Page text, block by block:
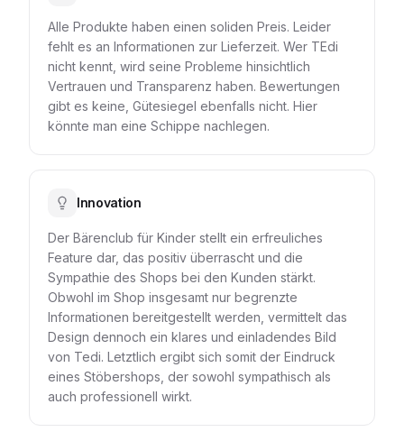
Alle Produkte haben einen soliden Preis. Leider
fehlt es an Informationen zur Lieferzeit. Wer TEdi
nicht kennt, wird seine Probleme hinsichtlich
Vertrauen und Transparenz haben. Bewertungen
gibt es keine, Gütesiegel ebenfalls nicht. Hier
könnte man eine Schippe nachlegen.
Innovation
Der Bärenclub für Kinder stellt ein erfreuliches
Feature dar, das positiv überrascht und die
Sympathie des Shops bei den Kunden stärkt.
Obwohl im Shop insgesamt nur begrenzte
Informationen bereitgestellt werden, vermittelt das
Design dennoch ein klares und einladendes Bild
von Tedi. Letztlich ergibt sich somit der Eindruck
eines Stöbershops, der sowohl sympathisch als
auch professionell wirkt.